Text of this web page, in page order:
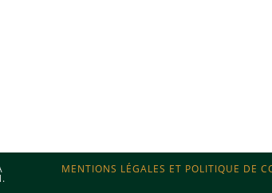
MENTIONS LÉGALES ET POLITIQUE DE